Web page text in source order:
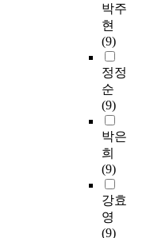
박주
현
(9)
정정
순
(9)
박은
희
(9)
강효
영
(9)